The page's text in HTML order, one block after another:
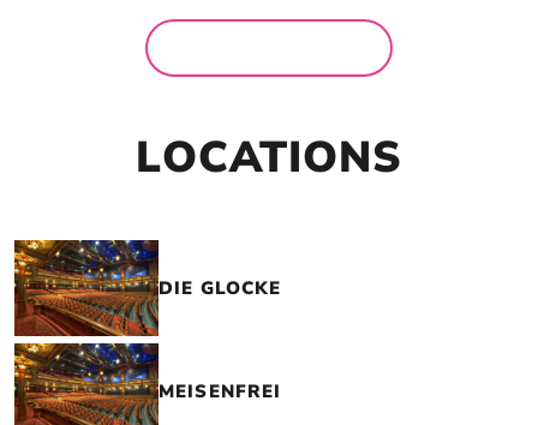
LOCATIONS
DIE GLOCKE
MEISENFREI